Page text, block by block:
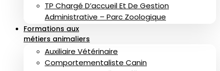
TP Chargé D’accueil Et De Gestion
Administrative – Parc Zoologique
Formations aux
métiers animaliers
Auxiliaire Vétérinaire
Comportementaliste Canin